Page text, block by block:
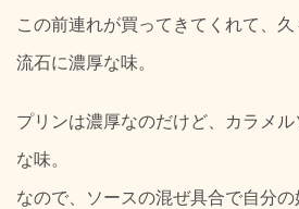
この前連れが買ってきてくれて、久
流石に濃厚な味。
プリンは濃厚なのだけど、カラメ
な味。
なので、ソースの混ぜ具合で自分